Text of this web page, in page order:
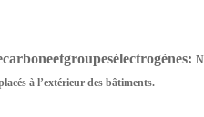
carboneetgroupesélectrogènes:
à l’extérieur des bâtiments.